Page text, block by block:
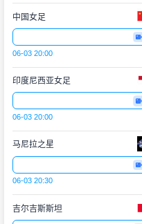
中国女足
06-03 20:00
印度尼西亚女足
06-03 20:00
马尼拉之星
06-03 20:30
吉尔吉斯斯坦